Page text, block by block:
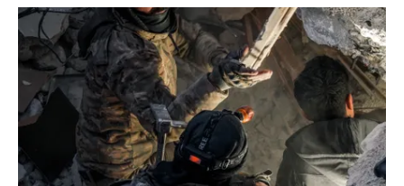
สไตล์ แฟชั่นสตรีทสไตล์ยังคงเป็นที่นิ